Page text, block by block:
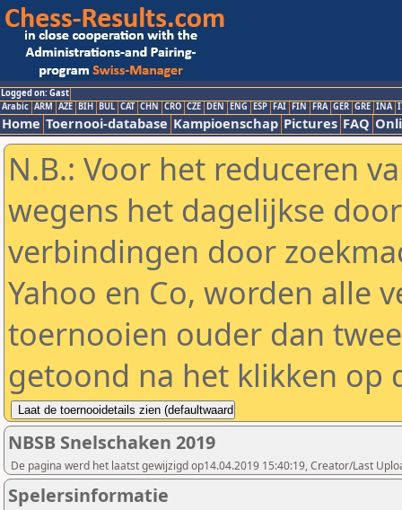
Logged on: Gast
Arabic ARM AZE BIH BUL CAT CHN CRO CZE DEN ENG ESP FAI FIN FRA GER GRE INA
Home Toernooi-database Kampioenschap Pictures FAQ
N.B.: Voor het reduceren
wegens het dagelijkse
verbindingen door
Yahoo en Co, worden alle
toernooien ouder dan
getoond na het klikken op
NBSB Snelschaken 2019
De pagina werd het laatst gewijzigd op14.04.2019 15:40:19, Creator/Last
Spelersinformatie